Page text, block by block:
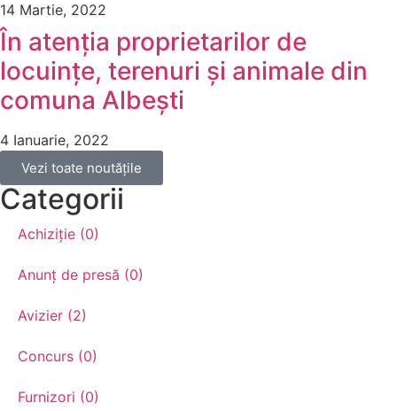
14 Martie, 2022
În atenția proprietarilor de
locuințe, terenuri și animale din
comuna Albești
4 Ianuarie, 2022
Vezi toate noutățile
Categorii
Achiziție (0)
Anunț de presă (0)
Avizier (2)
Concurs (0)
Furnizori (0)